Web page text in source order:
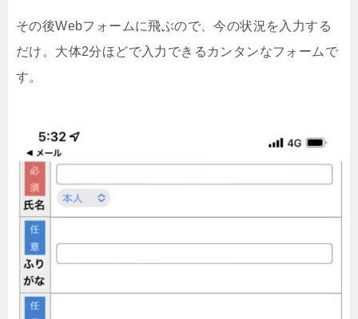
その後Webフォームに飛ぶので、今の状況を入力する
だけ。大体2分ほどで入力できるカンタンなフォームで
す。